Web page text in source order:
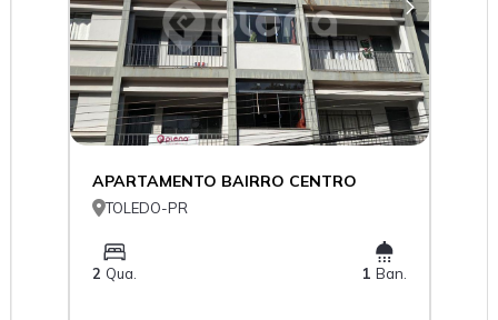
APARTAMENTO BAIRRO CENTRO
TOLEDO-PR
2 Qua. 1Ban.